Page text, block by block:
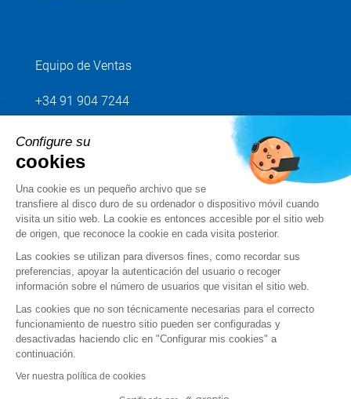
Equipo de Ventas
+34 91 904 7244
Envíenos su petición
Síganos
Condiciones de uso
Configure su
cookies
Una cookie es un pequeño archivo que se
transfiere al disco duro de su ordenador o dispositivo móvil cuando
visita un sitio web. La cookie es entonces accesible por el sitio web
de origen, que reconoce la cookie en cada visita posterior.
Las cookies se utilizan para diversos fines, como recordar sus
preferencias, apoyar la autenticación del usuario o recoger
información sobre el número de usuarios que visitan el sitio web.
Las cookies que no son técnicamente necesarias para el correcto
funcionamiento de nuestro sitio pueden ser configuradas y
desactivadas haciendo clic en "Configurar mis cookies" a
continuación.
Ver nuestra política de cookies